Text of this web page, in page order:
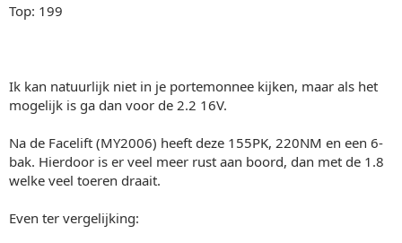
Top: 199
Ik kan natuurlijk niet in je portemonnee kijken, maar als het
mogelijk is ga dan voor de 2.2 16V.
Na de Facelift (MY2006) heeft deze 155PK, 220NM en een 6-
bak. Hierdoor is er veel meer rust aan boord, dan met de 1.8
welke veel toeren draait.
Even ter vergelijking: